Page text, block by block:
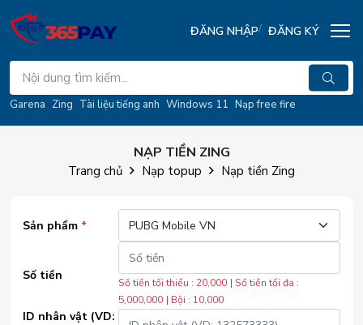
Garena Zing Tài liệu tiếng anh Windows 11 Nạp free fire
ĐĂNG NHẬP ĐĂNG KÝ
NẠP TIỀN ZING
Trang chủ Nạp topup Nạp tiền Zing
Sản phẩm *
Số tiền
Số tiền tối thiểu : 20,000 | Số tiền tối đa :
5,000,000 | Bội : 10,000
ID nhân vật (VD: